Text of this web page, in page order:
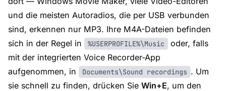
und die meisten Autoradios, die per USB verbunden
sind, erkennen nur MP3. Ihre M4A-Dateien befinden
sich in der Regel in
%USERPROFILE%\Music
oder, falls
mit der integrierten Voice Recorder-App
aufgenommen, in
Documents\Sound recordings . Um
sie schnell zu finden, drücken Sie Win+E, um den